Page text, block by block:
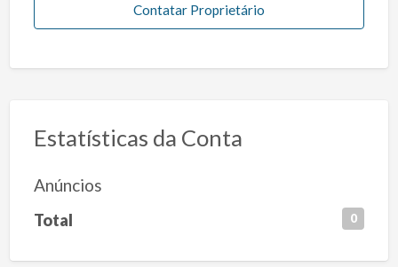
Contatar Proprietário
Estatísticas da Conta
Anúncios
Total 0